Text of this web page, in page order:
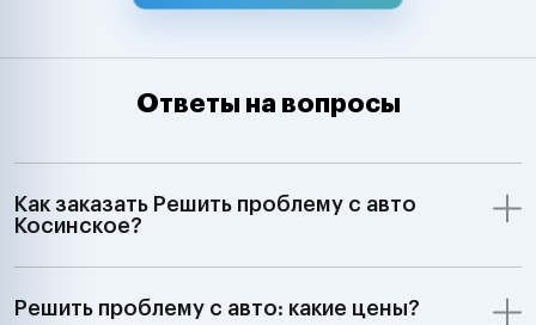
Ответы на вопросы
Как заказать Решить проблему с авто
Косинское?
Решить проблему с авто: какие цены?